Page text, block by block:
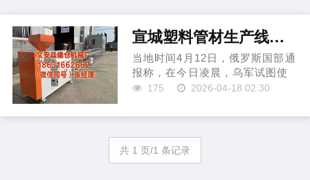
宣城塑料管材生产线厂家 俄称乌东说念主机报复俄境内成见 违背回生节和谈公约
当地时间4月12日，俄罗斯国部通
报称，在今日凌晨，乌军试图使
用固定翼东说念主机对俄罗斯境
产线厂家，此举违背了东正教回
尔哥罗德州、罗斯托夫州上空...
175 2026-04-18 02:30
共 1 页/1 条记录